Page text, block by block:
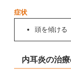
症状
頭を傾ける
内耳炎の治